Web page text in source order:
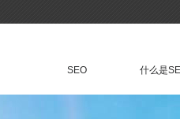
SEO 什么是